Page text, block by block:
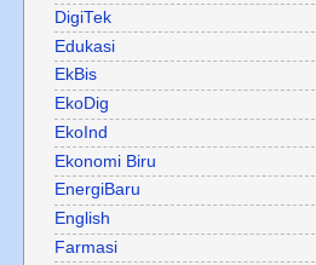
DigiTek
Edukasi
EkBis
EkoDig
EkoInd
Ekonomi Biru
EnergiBaru
English
Farmasi